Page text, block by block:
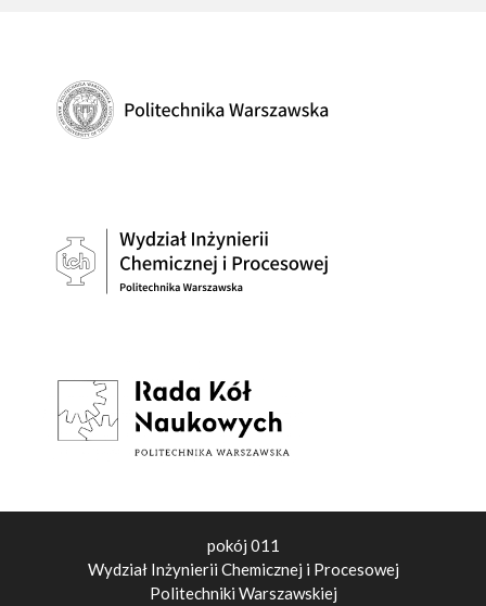
pokój 011
Wydział Inżynierii Chemicznej i Procesowej
Politechniki Warszawskiej